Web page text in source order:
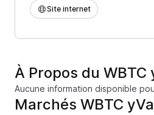
Site internet
À Propos du WBTC
Aucune information disponible
Marchés WBTC